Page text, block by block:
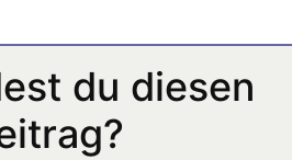
du diesen